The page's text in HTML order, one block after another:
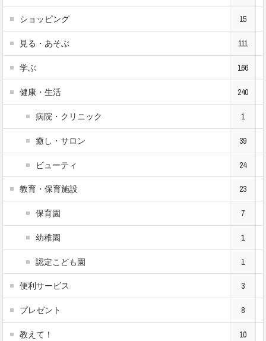
ショッピング 15
見る・あそぶ 111
学ぶ 166
健康・生活 240
病院・クリニック 1
癒し・サロン 39
ビューティ 24
教育・保育施設 23
保育園 7
幼稚園 1
認定こども園 1
便利サービス 3
プレゼント 8
教えて！ 10